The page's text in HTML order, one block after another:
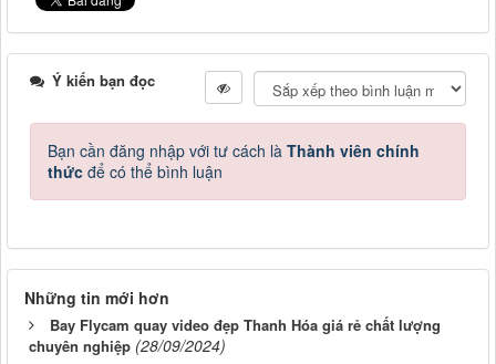
Ý kiến bạn đọc
Bạn cần đăng nhập với tư cách là Thành viên chính
thức để có thể bình luận
Những tin mới hơn
Bay Flycam quay video đẹp Thanh Hóa giá rẻ chất lượng
chuyên nghiệp (28/09/2024)